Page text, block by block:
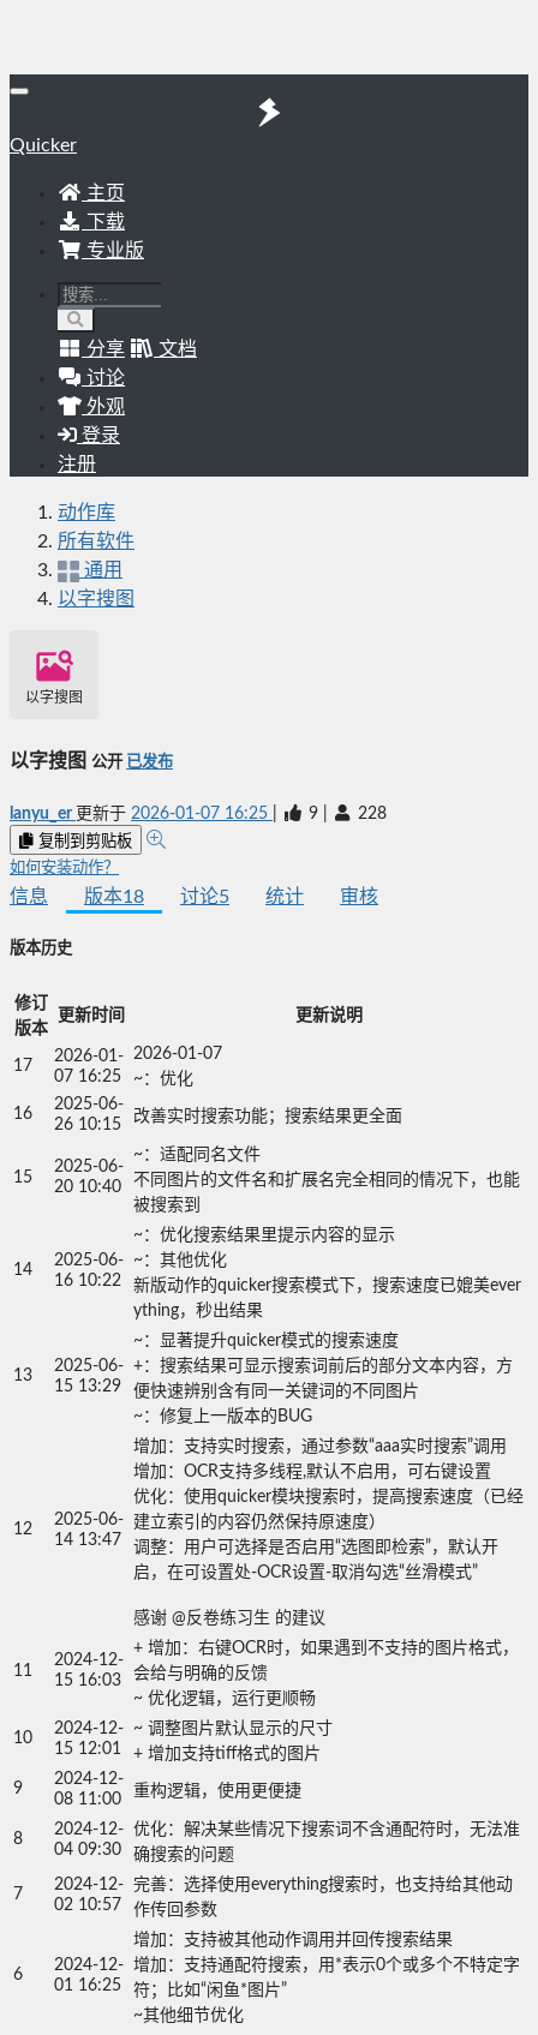
Quicker
主页
下载
专业版
分享
文档
讨论
外观
登录
注册
动作库
所有软件
通用
以字搜图
以字搜图
以字搜图 公开 已发布
lanyu_er 更新于 2026-01-07 16:25 9 228
复制到剪贴板
如何安装动作？
信息 版本18 讨论5 统计 审核
版本历史
修订
版本
更新时间 更新说明
17
2026-01-
07 16:25
2026-01-07
~：优化
16
2025-06-
26 10:15
改善实时搜索功能；搜索结果更全面
15
2025-06-
20 10:40
~：适配同名文件
不同图片的文件名和扩展名完全相同的情况下，也能
被搜索到
14
2025-06-
16 10:22
~：优化搜索结果里提示内容的显示
~：其他优化
新版动作的quicker搜索模式下，搜索速度已媲美ever
ything，秒出结果
13
2025-06-
15 13:29
~：显著提升quicker模式的搜索速度
+：搜索结果可显示搜索词前后的部分文本内容，方
便快速辨别含有同一关键词的不同图片
~：修复上一版本的BUG
12
2025-06-
14 13:47
增加：支持实时搜索，通过参数“aaa实时搜索”调用
增加：OCR支持多线程,默认不启用，可右键设置
优化：使用quicker模块搜索时，提高搜索速度（已经
建立索引的内容仍然保持原速度）
调整：用户可选择是否启用“选图即检索”，默认开
启，在可设置处-OCR设置-取消勾选“丝滑模式”
感谢 @反卷练习生 的建议
11
2024-12-
15 16:03
+ 增加：右键OCR时，如果遇到不支持的图片格式，
会给与明确的反馈
~ 优化逻辑，运行更顺畅
10
2024-12-
15 12:01
~ 调整图片默认显示的尺寸
+ 增加支持tiff格式的图片
9
2024-12-
08 11:00
重构逻辑，使用更便捷
8
2024-12-
04 09:30
优化：解决某些情况下搜索词不含通配符时，无法准
确搜索的问题
7
2024-12-
02 10:57
完善：选择使用everything搜索时，也支持给其他动
作传回参数
6
2024-12-
01 16:25
增加：支持被其他动作调用并回传搜索结果
增加：支持通配符搜索，用*表示0个或多个不特定字
符；比如“闲鱼*图片”
~其他细节优化